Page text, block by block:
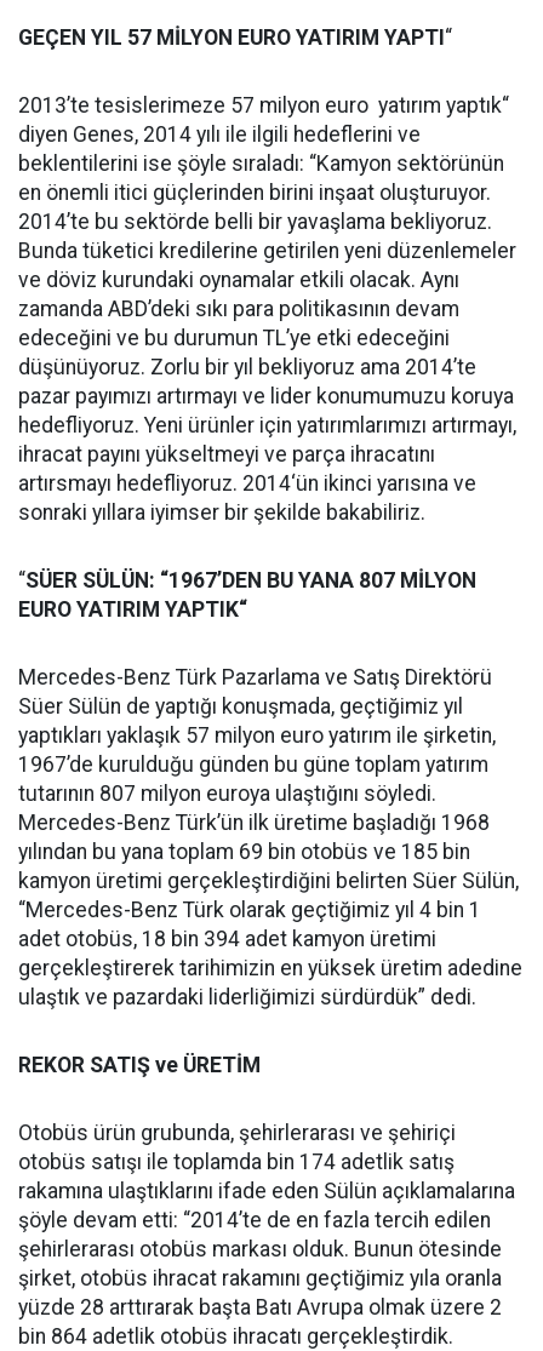
GEÇEN YIL 57 MİLYON EURO YATIRIM YAPTI “
2013’te tesislerimeze 57 milyon euro yatırım yaptık“
diyen Genes, 2014 yılı ile ilgili hedeflerini ve
beklentilerini ise şöyle sıraladı: “Kamyon sektörünün
en önemli itici güçlerinden birini inşaat oluşturuyor.
2014’te bu sektörde belli bir yavaşlama bekliyoruz.
Bunda tüketici kredilerine getirilen yeni düzenlemeler
ve döviz kurundaki oynamalar etkili olacak. Aynı
zamanda ABD’deki sıkı para politikasının devam
edeceğini ve bu durumun TL’ye etki edeceğini
düşünüyoruz. Zorlu bir yıl bekliyoruz ama 2014’te
pazar payımızı artırmayı ve lider konumumuzu koruya
hedefliyoruz. Yeni ürünler için yatırımlarımızı artırmayı,
ihracat payını yükseltmeyi ve parça ihracatını
artırsmayı hedefliyoruz. 2014‘ün ikinci yarısına ve
sonraki yıllara iyimser bir şekilde bakabiliriz.
“SÜER SÜLÜN: “1967’DEN BU YANA 807 MİLYON
EURO YATIRIM YAPTIK“
Mercedes-Benz Türk Pazarlama ve Satış Direktörü
Süer Sülün de yaptığı konuşmada, geçtiğimiz yıl
yaptıkları yaklaşık 57 milyon euro yatırım ile şirketin,
1967’de kurulduğu günden bu güne toplam yatırım
tutarının 807 milyon euroya ulaştığını söyledi.
Mercedes-Benz Türk’ün ilk üretime başladığı 1968
yılından bu yana toplam 69 bin otobüs ve 185 bin
kamyon üretimi gerçekleştirdiğini belirten Süer Sülün,
“Mercedes-Benz Türk olarak geçtiğimiz yıl 4 bin 1
adet otobüs, 18 bin 394 adet kamyon üretimi
gerçekleştirerek tarihimizin en yüksek üretim adedine
ulaştık ve pazardaki liderliğimizi sürdürdük” dedi.
REKOR SATIŞ ve ÜRETİM
Otobüs ürün grubunda, şehirlerarası ve şehiriçi
otobüs satışı ile toplamda bin 174 adetlik satış
rakamına ulaştıklarını ifade eden Sülün açıklamalarına
şöyle devam etti: “2014’te de en fazla tercih edilen
şehirlerarası otobüs markası olduk. Bunun ötesinde
şirket, otobüs ihracat rakamını geçtiğimiz yıla oranla
yüzde 28 arttırarak başta Batı Avrupa olmak üzere 2
bin 864 adetlik otobüs ihracatı gerçekleştirdik.